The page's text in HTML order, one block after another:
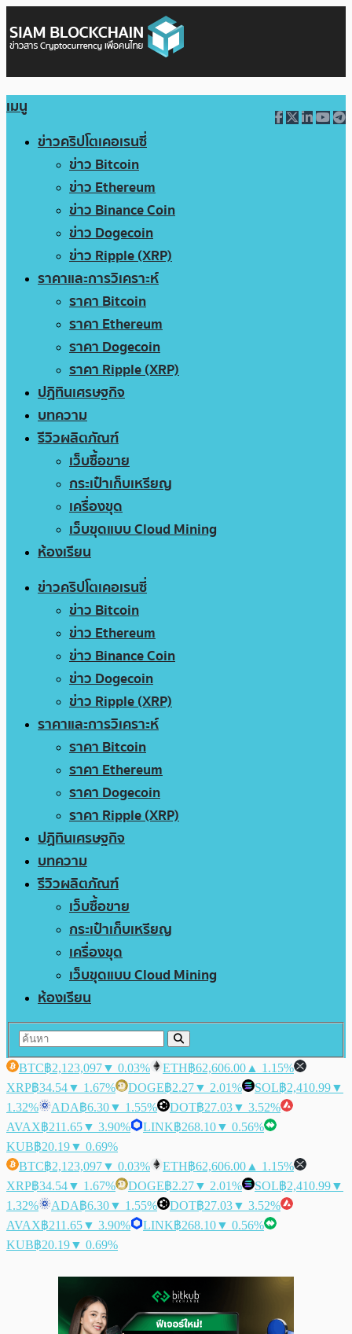
เมนู
ข่าวคริปโตเคอเรนซี่
ข่าว Bitcoin
ข่าว Ethereum
ข่าว Binance Coin
ข่าว Dogecoin
ข่าว Ripple (XRP)
ราคาและการวิเคราะห์
ราคา Bitcoin
ราคา Ethereum
ราคา Dogecoin
ราคา Ripple (XRP)
ปฏิทินเศรษฐกิจ
บทความ
รีวิวผลิตภัณฑ์
เว็บซื้อขาย
กระเป๋าเก็บเหรียญ
เครื่องขุด
เว็บขุดแบบ Cloud Mining
ห้องเรียน
ข่าวคริปโตเคอเรนซี่
ข่าว Bitcoin
ข่าว Ethereum
ข่าว Binance Coin
ข่าว Dogecoin
ข่าว Ripple (XRP)
ราคาและการวิเคราะห์
ราคา Bitcoin
ราคา Ethereum
ราคา Dogecoin
ราคา Ripple (XRP)
ปฏิทินเศรษฐกิจ
บทความ
รีวิวผลิตภัณฑ์
เว็บซื้อขาย
กระเป๋าเก็บเหรียญ
เครื่องขุด
เว็บขุดแบบ Cloud Mining
ห้องเรียน
BTC฿2,123,097▼ 0.03% ETH฿62,606.00 ▲ 1.15%
XRP฿34.54▼ 1.67% DOGE฿2.27▼ 2.01% SOL฿2,410.99▼
1.32%
ADA฿6.30▼ 1.55% DOT฿27.03▼ 3.52%
AVAX฿211.65▼ 3.90% LINK฿268.10▼ 0.56%
KUB฿20.19▼ 0.69%
BTC฿2,123,097▼ 0.03% ETH฿62,606.00 ▲ 1.15%
XRP฿34.54▼ 1.67% DOGE฿2.27▼ 2.01% SOL฿2,410.99▼
1.32%
ADA฿6.30▼ 1.55% DOT฿27.03▼ 3.52%
AVAX฿211.65▼ 3.90% LINK฿268.10▼ 0.56%
KUB฿20.19▼ 0.69%